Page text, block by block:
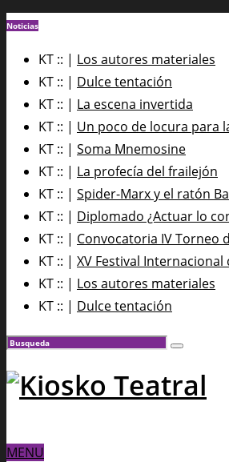
Noticias
KT :: | Los autores materiales
KT :: | Dulce tentación
KT :: | La escena invertida
KT :: | Un poco de locura para
KT :: | Soma Mnemosine
KT :: | La profecía del frailejón
KT :: | Spider-Marx y el ratón
KT :: | Diplomado ¿Actuar lo
KT :: | Convocatoria IV Torneo
KT :: | XV Festival Internacional
KT :: | Los autores materiales
KT :: | Dulce tentación
MENU